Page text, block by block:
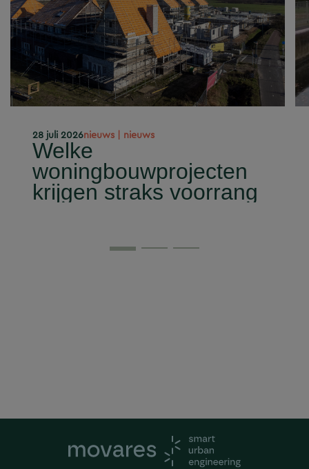
28 juli 2026nieuws | nieuws
Welke
woningbouwprojecten
krijgen straks voorrang